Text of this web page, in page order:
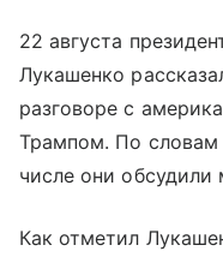
22 августа
Лукашенко
разговоре с
Трампом. По словам
числе они
Как отметил